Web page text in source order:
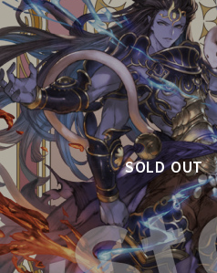
SOLD OUT